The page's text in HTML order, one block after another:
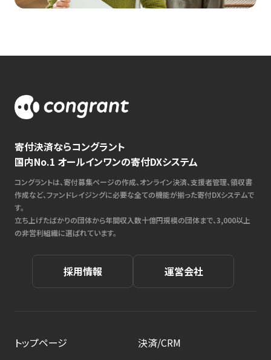
寄付決済ならコングラント
国内No.1 オールインワンの寄付DXシステム
コングラントは、寄付募集ページの作成、オンライン決済、支援者管理、領収書
作成など、ファンドレイジングに必要な全ての機能が揃った寄付DXシステムで
す。
立ち上げたばかりの団体から年間収入数十億円規模の団体まで、3,000以上
の非営利組織に選ばれています。
採用情報 運営会社
トップページ
決済/CRM